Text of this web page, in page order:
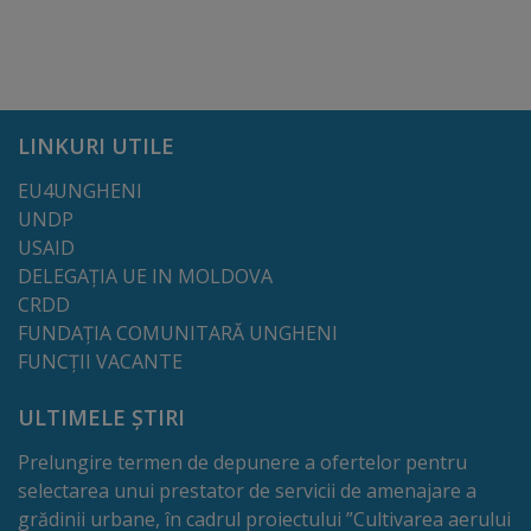
Regulamente
Rapoarte
Consultări
publice
Achiziții
publice
Rezultate/Atribuiri
Planuri/
LINKURI UTILE
EU4UNGHENI
UNDP
USAID
DELEGAȚIA UE IN MOLDOVA
CRDD
FUNDAȚIA COMUNITARĂ UNGHENI
FUNCȚII VACANTE
ULTIMELE ȘTIRI
Prelungire termen de depunere a ofertelor pentru
selectarea unui prestator de servicii de amenajare a
grădinii urbane, în cadrul proiectului ”Cultivarea aerului